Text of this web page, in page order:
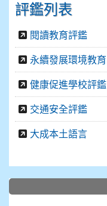
評鑑列表
閱讀教育評鑑
永續發展環境教育
健康促進學校評鑑
交通安全評鑑
大成本土語言